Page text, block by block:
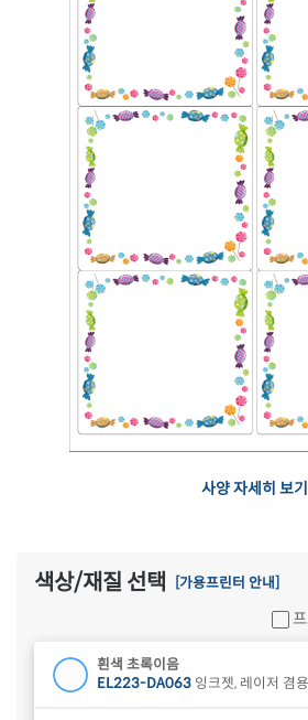
사양 자세히 보기
색상/재질 선택 [가용프린터 안내]
흰색 초록이음
EL223-DA063 잉크젯, 레이저 겸용